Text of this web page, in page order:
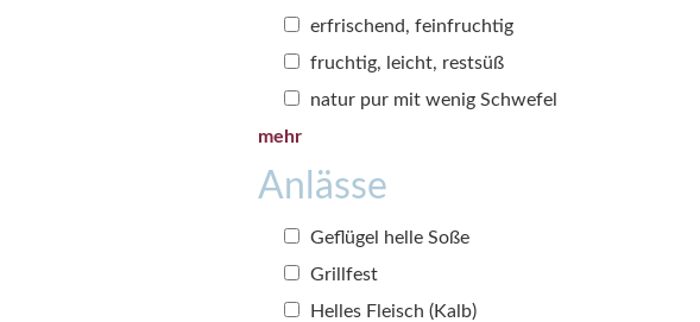
erfrischend, feinfruchtig
fruchtig, leicht, restsüß
natur pur mit wenig Schwefel
mehr
Anlässe
Geflügel helle Soße
Grillfest
Helles Fleisch (Kalb)